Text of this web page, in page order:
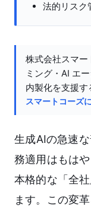
法的リスク
株式会社スマー
ミング・AI エ
内製化を支援す
スマートコーズ
生成AIの急速
務適用はもは
本格的な「全
ます。この変